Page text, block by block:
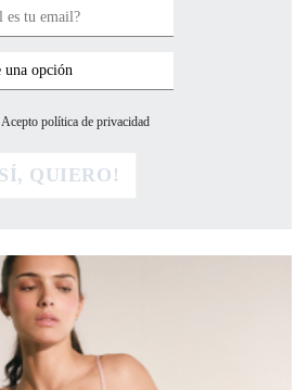
Acepto política de privacidad